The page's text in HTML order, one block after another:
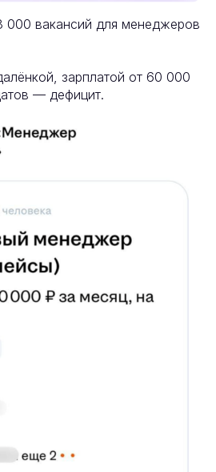
000 вакансий для менеджеров
зарплатой от 60 000
— дефицит.